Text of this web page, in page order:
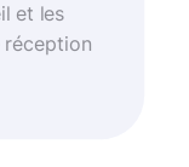
et les